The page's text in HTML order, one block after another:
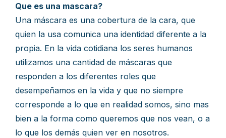
Que es una mascara?
Una máscara es una cobertura de la cara, que
quien la usa comunica una identidad diferente a la
propia. En la vida cotidiana los seres humanos
utilizamos una cantidad de máscaras que
responden a los diferentes roles que
desempeñamos en la vida y que no siempre
corresponde a lo que en realidad somos, sino mas
bien a la forma como queremos que nos vean, o a
lo que los demás quien ver en nosotros.